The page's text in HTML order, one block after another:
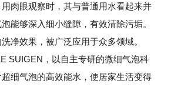
肉眼观察时，其与普通用水看起来并
能够深入细小缝隙，有效清除污垢。
净效果，被广泛应用于众多领域。
SUIGEN，以自主专研的微细气泡科
细气泡的高效能水，使居家生活变得